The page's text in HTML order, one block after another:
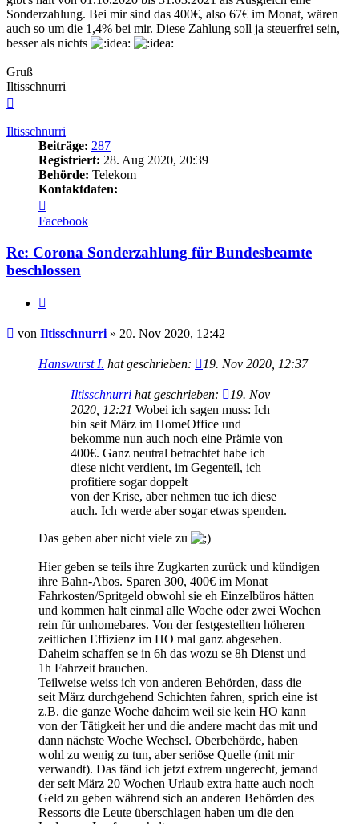
Sonderzahlung. Bei mir sind das 400€, also 67€ im Monat, wären
auch so um die 1,4% bei mir. Diese Zahlung soll ja steuerfrei sein,
besser als nichts
Gruß
Iltisschnurri
Iltisschnurri
Beiträge: 287
Registriert: 28. Aug 2020, 20:39
Behörde: Telekom
Kontaktdaten:
von
Iltisschnurri
Facebook
Re: Corona Sonderzahlung für Bundesbeamte
beschlossen
Beitrag
von Iltisschnurri » 20. Nov 2020, 12:42
Hanswurst I. hat geschrieben: 19. Nov 2020, 12:37
Iltisschnurri hat geschrieben:
19. Nov
2020, 12:21 Wobei ich sagen muss: Ich
bin seit März im HomeOffice und
bekomme nun auch noch eine Prämie von
400€. Ganz neutral betrachtet habe ich
diese nicht verdient, im Gegenteil, ich
profitiere sogar doppelt
von der Krise, aber nehmen tue ich diese
auch. Ich werde aber sogar etwas spenden.
Das geben aber nicht viele zu
Hier geben se teils ihre Zugkarten zurück und kündigen
ihre Bahn-Abos. Sparen 300, 400€ im Monat
Fahrkosten/Spritgeld obwohl sie eh Einzelbüros hätten
und kommen halt einmal alle Woche oder zwei Wochen
rein für unhomebares. Von der festgestellten höheren
zeitlichen Effizienz im HO mal ganz abgesehen.
Daheim schaffen se in 6h das wozu se 8h Dienst und
1h Fahrzeit brauchen.
Teilweise weiss ich von anderen Behörden, dass die
seit März durchgehend Schichten fahren, sprich eine ist
z.B. die ganze Woche daheim weil sie kein HO kann
von der Tätigkeit her und die andere macht das mit und
dann nächste Woche Wechsel. Oberbehörde, haben
wohl zu wenig zu tun, aber seriöse Quelle (mit mir
verwandt). Das fänd ich jetzt extrem ungerecht, jemand
der seit März 20 Wochen Urlaub extra hatte auch noch
Geld zu geben während sich an anderen Behörden des
Ressorts die Leute überschlagen haben um die den